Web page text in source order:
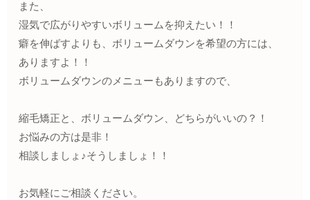
また、
湿気で広がりやすいボリュームを抑えたい！！
癖を伸ばすよりも、ボリュームダウンを希望の方には、
ありますよ！！
ボリュームダウンのメニューもありますので、
縮毛矯正と、ボリュームダウン、どちらがいいの？！
お悩みの方は是非！
相談しましょ♪そうしましょ！！
お気軽にご相談ください。